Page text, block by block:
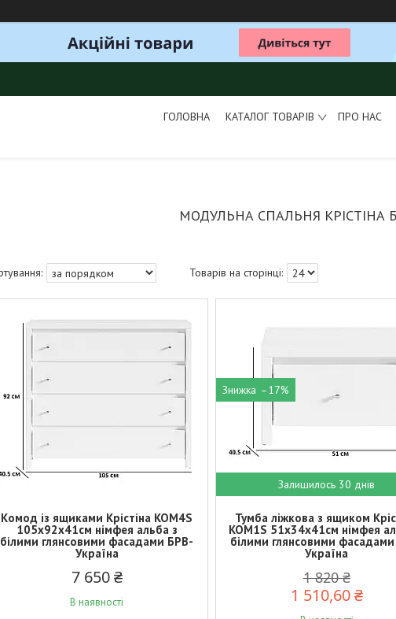
ГОЛОВНА КАТАЛОГ ТОВАРІВ ПРО НАС
МОДУЛЬНА СПАЛЬНЯ КРІСТІНА
Комод із ящиками Крістіна KOM4S
105х92х41см німфея альба з
білими глянсовими фасадами БРВ-
Україна
7 650 ₴
В наявності
–17%
Залишилось 30 днів
Тумба ліжкова з ящиком
KOM1S 51х34х41см німфея
білими глянсовими
Україна
1 820 ₴
1 510,60 ₴